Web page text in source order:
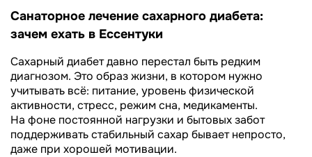
Санаторное лечение сахарного диабета:
зачем ехать в Ессентуки
Сахарный диабет давно перестал быть редким
диагнозом. Это образ жизни, в котором нужно
учитывать всё: питание, уровень физической
активности, стресс, режим сна, медикаменты.
На фоне постоянной нагрузки и бытовых забот
поддерживать стабильный сахар бывает непросто,
даже при хорошей мотивации.